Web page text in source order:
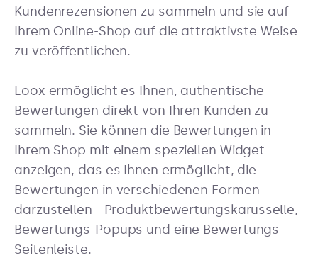
Kundenrezensionen zu sammeln und sie auf
Ihrem Online-Shop auf die attraktivste Weise
zu veröffentlichen.
Loox ermöglicht es Ihnen, authentische
Bewertungen direkt von Ihren Kunden zu
sammeln. Sie können die Bewertungen in
Ihrem Shop mit einem speziellen Widget
anzeigen, das es Ihnen ermöglicht, die
Bewertungen in verschiedenen Formen
darzustellen - Produktbewertungskarusselle,
Bewertungs-Popups und eine Bewertungs-
Seitenleiste.